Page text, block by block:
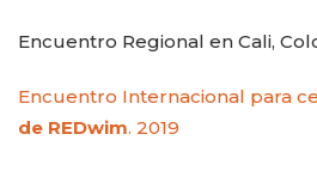
Encuentro Regional en Cali,
Encuentro Internacional para
de REDwim. 2019